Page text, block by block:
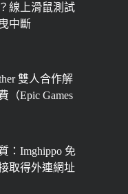
線上滑鼠測試
中斷
雙人合作解
（Epic Games
：Imghippo 免
取得外連網址